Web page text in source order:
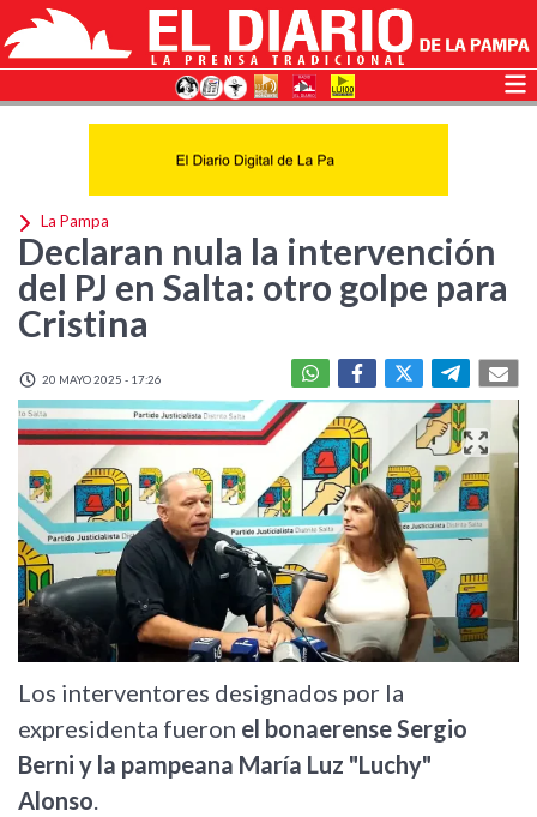
La Pampa
Declaran nula la intervención
del PJ en Salta: otro golpe para
Cristina
20 MAYO 2025 - 17:26
Los interventores designados por la
expresidenta fueron el bonaerense Sergio
Berni y la pampeana María Luz "Luchy"
Alonso.